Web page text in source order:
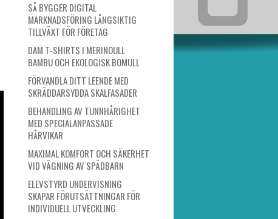
SÅ BYGGER DIGITAL
MARKNADSFÖRING LÅNGSIKTIG
TILLVÄXT FÖR FÖRETAG
DAM T-SHIRTS I MERINOULL
BAMBU OCH EKOLOGISK BOMULL
FÖRVANDLA DITT LEENDE MED
SKRÄDDARSYDDA SKALFASADER
BEHANDLING AV TUNNHÅRIGHET
MED SPECIALANPASSADE
HÅRVIKAR
MAXIMAL KOMFORT OCH SÄKERHET
VID VÄGNING AV SPÄDBARN
ELEVSTYRD UNDERVISNING
SKAPAR FÖRUTSÄTTNINGAR FÖR
INDIVIDUELL UTVECKLING